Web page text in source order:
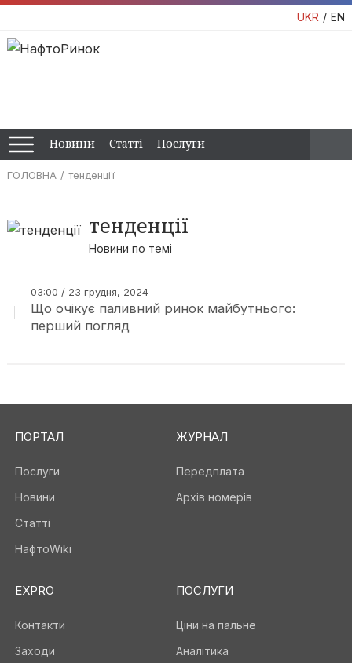
UKR EN
Новини Статті Послуги
ГОЛОВНА тенденції
тенденції
Новини по темі
03:00 / 23 грудня, 2024
Що очікує паливний ринок майбутнього:
перший погляд
ПОРТАЛ
Послуги
Новини
Статті
НафтоWiki
ЖУРНАЛ
Передплата
Архів номерів
EXPRO
Контакти
Заходи
ПОСЛУГИ
Ціни на пальне
Аналітика